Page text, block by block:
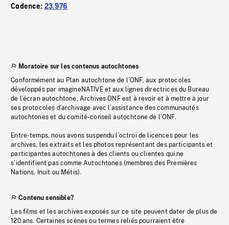
Cadence: 23.976
Moratoire sur les contenus autochtones
Conformément au Plan autochtone de l’ONF, aux protocoles
développés par imagineNATIVE et aux lignes directrices du Bureau
de l’écran autochtone, Archives ONF est à revoir et à mettre à jour
ses protocoles d’archivage avec l’assistance des communautés
autochtones et du comité-conseil autochtone de l’ONF.
Entre-temps, nous avons suspendu l’octroi de licences pour les
archives, les extraits et les photos représentant des participants et
participantes autochtones à des clients ou clientes qui ne
s’identifient pas comme Autochtones (membres des Premières
Nations, Inuit ou Métis).
Contenu sensible?
Les films et les archives exposés sur ce site peuvent dater de plus de
120 ans. Certaines scènes ou termes reliés pourraient être